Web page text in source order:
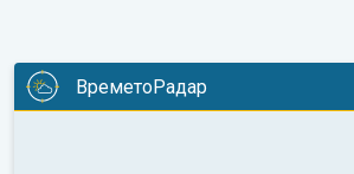
ВреметоРадар